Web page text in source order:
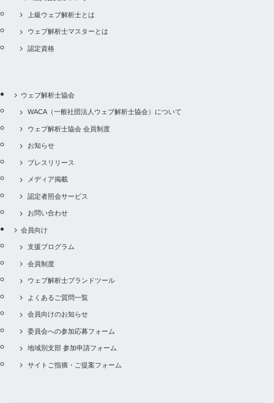
上級ウェブ解析士とは
ウェブ解析士マスターとは
認定資格
ウェブ解析士協会
WACA（一般社団法人ウェブ解析士協会）について
ウェブ解析士協会 会員制度
お知らせ
プレスリリース
メディア掲載
認定者照会サービス
お問い合わせ
会員向け
支援プログラム
会員制度
ウェブ解析士ブランドツール
よくあるご質問一覧
会員向けのお知らせ
委員会への参加応募フォーム
地域別支部 参加申請フォーム
サイトご指摘・ご提案フォーム